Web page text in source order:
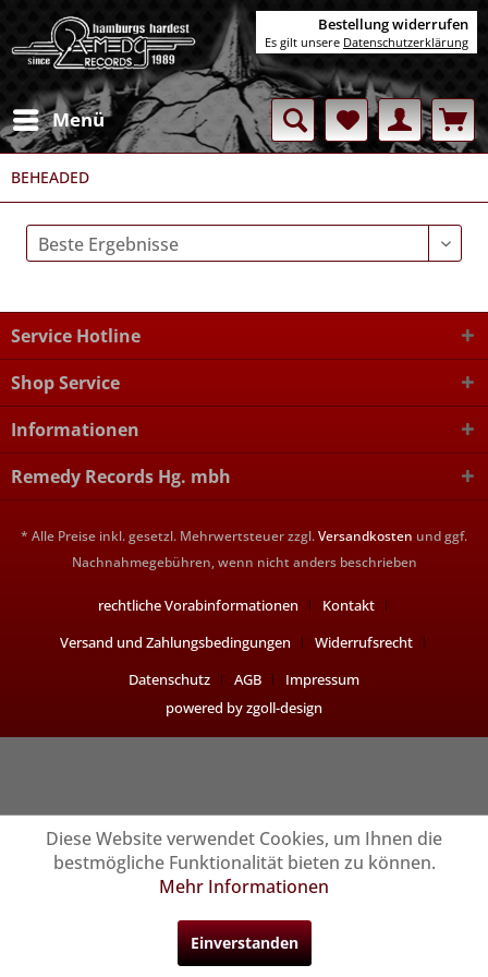
Menü
BEHEADED
Service Hotline
Shop Service
Informationen
Remedy Records Hg. mbh
* Alle Preise inkl. gesetzl. Mehrwertsteuer zzgl.Versandkosten und ggf.
Nachnahmegebühren, wenn nicht anders beschrieben
rechtliche Vorabinformationen
Kontakt
Versand und Zahlungsbedingungen
Widerrufsrecht
Datenschutz
AGB
Impressum
powered by zgoll-design
Bestellung widerrufen
Es gilt unsere Datenschutzerklärung
Diese Website verwendet Cookies, um Ihnen die
bestmögliche Funktionalität bieten zu können.
Mehr Informationen
Einverstanden